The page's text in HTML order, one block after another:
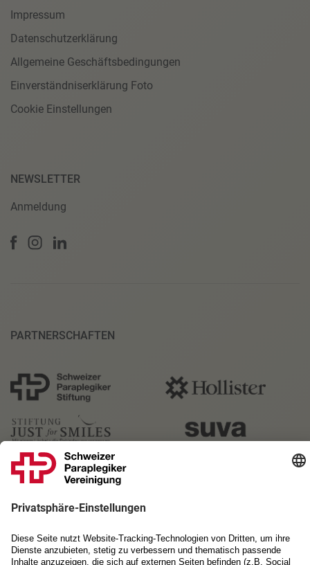
Impressum
Datenschutzerklärung
Allgemeine Geschäftsbedingungen
Einverständniserklärung Foto
Cookie Einstellungen
NEWSLETTER
Anmeldung
PARTNERSCHAFTEN